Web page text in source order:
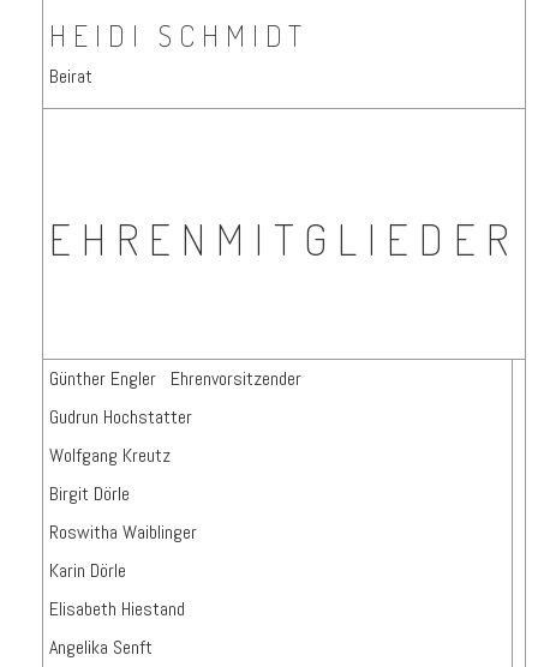
HEIDI SCHMIDT
Beirat
EHRENMITGLIEDER
Günther Engler Ehrenvorsitzender
Gudrun Hochstatter
Wolfgang Kreutz
Birgit Dörle
Roswitha Waiblinger
Karin Dörle
Elisabeth Hiestand
Angelika Senft